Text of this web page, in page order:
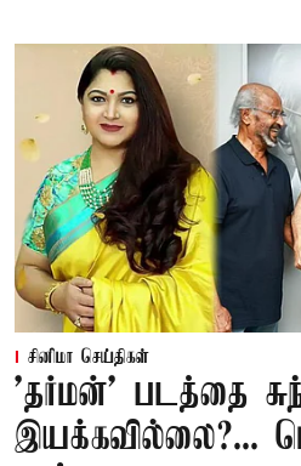
சினிமா செய்திகள்
'தர்மன்' படத்தை
இயக்கவில்லை?...